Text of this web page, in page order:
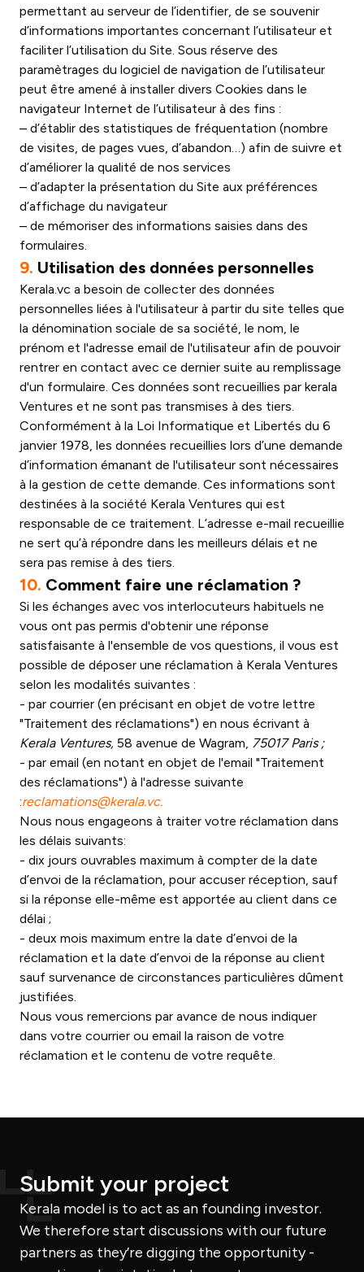
permettant au serveur de l’identifier, de se souvenir
d’informations importantes concernant l’utilisateur et
faciliter l’utilisation du Site. Sous réserve des
paramètrages du logiciel de navigation de l’utilisateur
peut être amené à installer divers Cookies dans le
navigateur Internet de l’utilisateur à des fins :
– d’établir des statistiques de fréquentation (nombre
de visites, de pages vues, d’abandon…) afin de suivre et
d’améliorer la qualité de nos services
– d’adapter la présentation du Site aux préférences
d’affichage du navigateur
– de mémoriser des informations saisies dans des
formulaires.
9. Utilisation des données personnelles
Kerala.vc a besoin de collecter des données
personnelles liées à l'utilisateur à partir du site telles que
la dénomination sociale de sa société, le nom, le
prénom et l'adresse email de l'utilisateur afin de pouvoir
rentrer en contact avec ce dernier suite au remplissage
d'un formulaire. Ces données sont recueillies par kerala
Ventures et ne sont pas transmises à des tiers.
Conformément à la Loi Informatique et Libertés du 6
janvier 1978, les données recueillies lors d’une demande
d’information émanant de l'utilisateur sont nécessaires
à la gestion de cette demande. Ces informations sont
destinées à la société Kerala Ventures qui est
responsable de ce traitement. L’adresse e-mail recueillie
ne sert qu’à répondre dans les meilleurs délais et ne
sera pas remise à des tiers.
10. Comment faire une réclamation ?
Si les échanges avec vos interlocuteurs habituels ne
vous ont pas permis d'obtenir une réponse
satisfaisante à l'ensemble de vos questions, il vous est
possible de déposer une réclamation à Kerala Ventures
selon les modalités suivantes :
- par courrier (en précisant en objet de votre lettre
"Traitement des réclamations") en nous écrivant à
Kerala Ventures, 58 avenue de Wagram, 75017 Paris ;
- par email (en notant en objet de l'email "Traitement
des réclamations") à l'adresse suivante
:reclamations@kerala.vc.
Nous nous engageons à traiter votre réclamation dans
les délais suivants:
- dix jours ouvrables maximum à compter de la date
d’envoi de la réclamation, pour accuser réception, sauf
si la réponse elle-même est apportée au client dans ce
délai ;
- deux mois maximum entre la date d’envoi de la
réclamation et la date d’envoi de la réponse au client
sauf survenance de circonstances particulières dûment
justifiées.
Nous vous remercions par avance de nous indiquer
dans votre courrier ou email la raison de votre
réclamation et le contenu de votre requête.
Submit your project
Kerala model is to act as an founding investor.
We therefore start discussions with our future
partners as they’re digging the opportunity -